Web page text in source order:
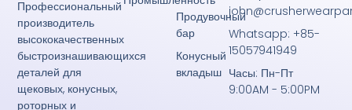
Профессиональный
производитель
высококачественных
быстроизнашивающихся
деталей для
щековых, конусных,
роторных и
Продувочный
бар
Конусный
вкладыш
Whatsapp: +85-
15057941949
Часы: Пн-Пт
9:00AM - 5:00PM